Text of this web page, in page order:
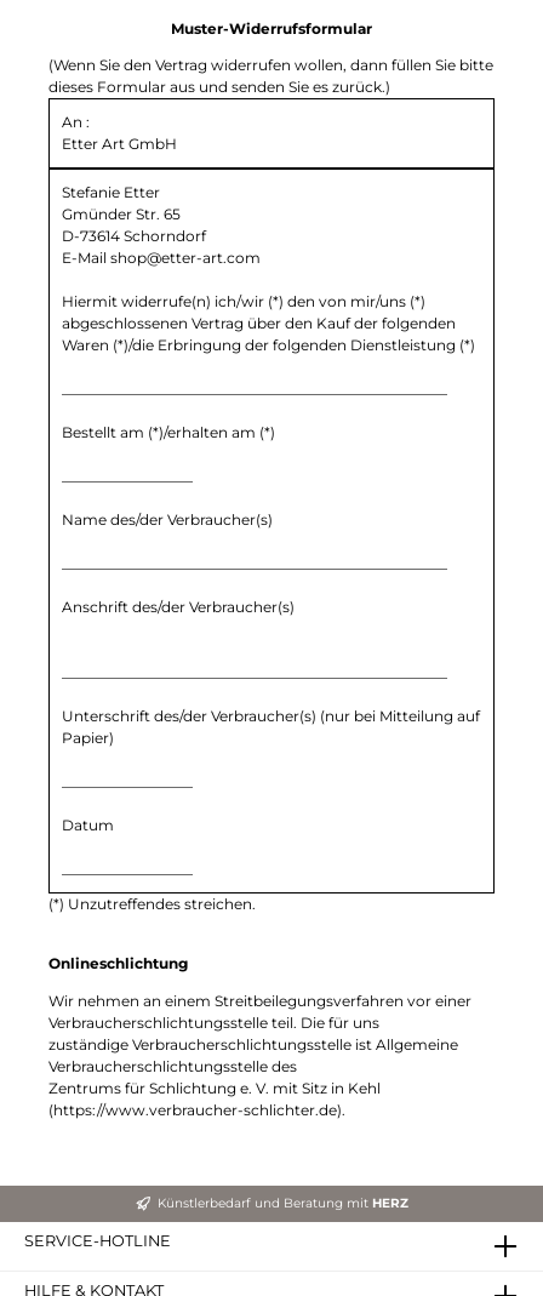
Muster-Widerrufsformular
(Wenn Sie den Vertrag widerrufen wollen, dann füllen Sie bitte
dieses Formular aus und senden Sie es zurück.)
An :
Etter Art GmbH
Stefanie Etter
Gmünder Str. 65
D-73614 Schorndorf
E-Mail shop@etter-art.com
Hiermit widerrufe(n) ich/wir (*) den von mir/uns (*)
abgeschlossenen Vertrag über den Kauf der folgenden
Waren (*)/die Erbringung der folgenden Dienstleistung (*)
Bestellt am (*)/erhalten am (*)
Name des/der Verbraucher(s)
Anschrift des/der Verbraucher(s)
Unterschrift des/der Verbraucher(s) (nur bei Mitteilung auf
Papier)
Datum
(*) Unzutreffendes streichen.
Onlineschlichtung
Wir nehmen an einem Streitbeilegungsverfahren vor einer
Verbraucherschlichtungsstelle teil. Die für uns
zuständige Verbraucherschlichtungsstelle ist Allgemeine
Verbraucherschlichtungsstelle des
Zentrums für Schlichtung e. V. mit Sitz in Kehl
(https://www.verbraucher-schlichter.de).
Künstlerbedarf und Beratung mitHERZ
SERVICE-HOTLINE
HILFE & KONTAKT